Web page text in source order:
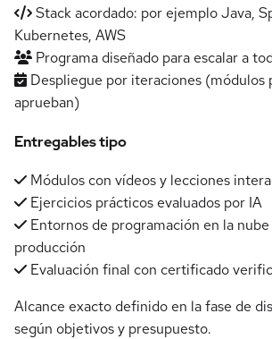
Stack acordado: por ejemplo Java,
Kubernetes, AWS
Programa diseñado para escalar a
Despliegue por iteraciones (módulos
aprueban)
Entregables tipo
Módulos con vídeos y lecciones
Ejercicios prácticos evaluados por IA
Entornos de programación en la
producción
Evaluación final con certificado
Alcance exacto definido en la fase de
según objetivos y presupuesto.